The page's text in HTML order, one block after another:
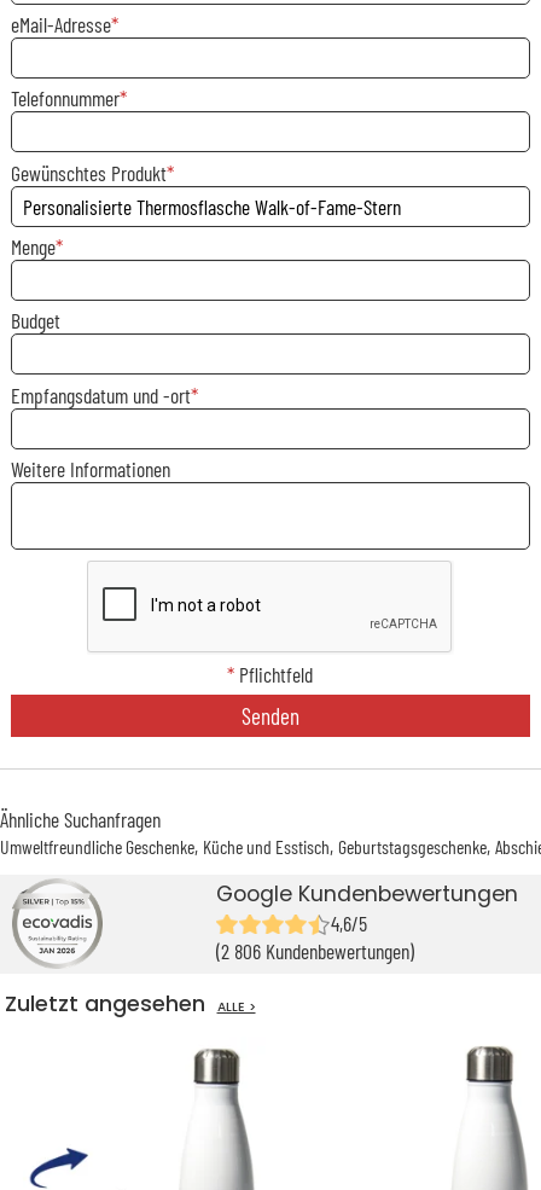
eMail-Adresse
Telefonnummer
Gewünschtes Produkt
Menge
Budget
Empfangsdatum und -ort
Weitere Informationen
* Pflichtfeld
Senden
Ähnliche Suchanfragen
Umweltfreundliche Geschenke Küche und Esstisch Geburtstagsgeschenke
Google Kundenbewertungen
4,6/5
(2 806 Kundenbewertungen)
Zuletzt angesehen ALLE >